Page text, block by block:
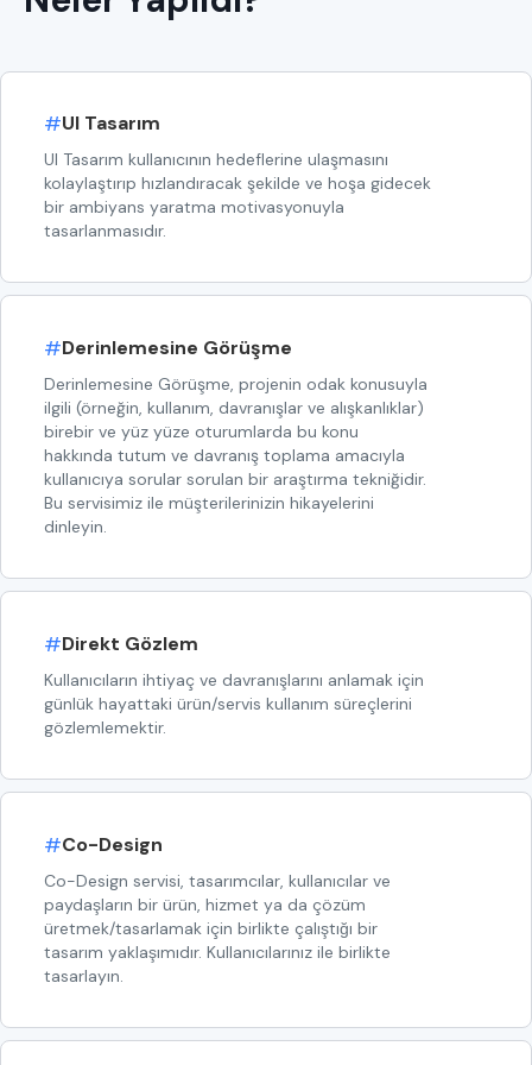
#UI Tasarım
UI Tasarım kullanıcının hedeflerine ulaşmasını
kolaylaştırıp hızlandıracak şekilde ve hoşa gidecek
bir ambiyans yaratma motivasyonuyla
tasarlanmasıdır.
#Derinlemesine Görüşme
Derinlemesine Görüşme, projenin odak konusuyla
ilgili (örneğin, kullanım, davranışlar ve alışkanlıklar)
birebir ve yüz yüze oturumlarda bu konu
hakkında tutum ve davranış toplama amacıyla
kullanıcıya sorular sorulan bir araştırma tekniğidir.
Bu servisimiz ile müşterilerinizin hikayelerini
dinleyin.
#Direkt Gözlem
Kullanıcıların ihtiyaç ve davranışlarını anlamak için
günlük hayattaki ürün/servis kullanım süreçlerini
gözlemlemektir.
#Co-Design
Co-Design servisi, tasarımcılar, kullanıcılar ve
paydaşların bir ürün, hizmet ya da çözüm
üretmek/tasarlamak için birlikte çalıştığı bir
tasarım yaklaşımıdır. Kullanıcılarınız ile birlikte
tasarlayın.